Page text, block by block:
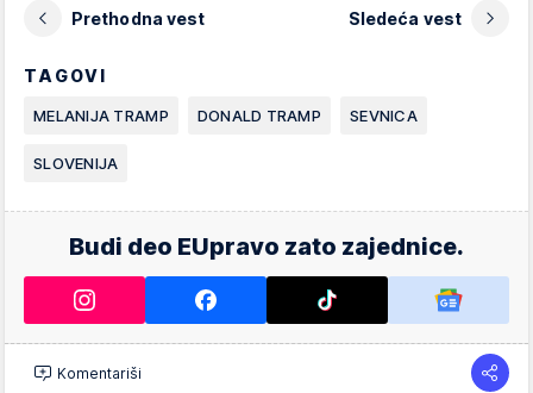
Prethodna vest Sledeća vest
TAGOVI
MELANIJA TRAMP DONALD TRAMP SEVNICA
SLOVENIJA
Budi deo EUpravo zato zajednice.
Komentariši